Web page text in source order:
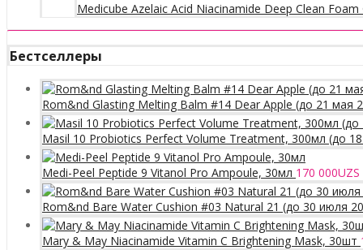
Medicube Azelaic Acid Niacinamide Deep Clean Foam
Бестселлеры
Rom&nd Glasting Melting Balm #14 Dear Apple (до 21 мая
Masil 10 Probiotics Perfect Volume Treatment, 300мл (до
Medi-Peel Peptide 9 Vitanol Pro Ampoule, 30мл 170 000UZS
Rom&nd Bare Water Cushion #03 Natural 21 (до 30 июля
Mary & May Niacinamide Vitamin C Brightening Mask, 30шт